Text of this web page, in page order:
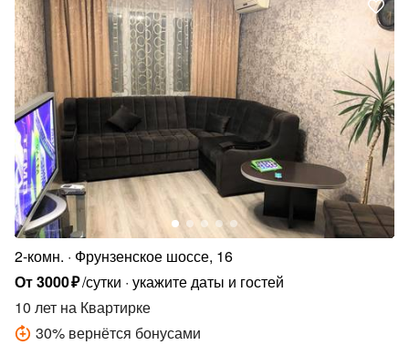
2-комн.
Фрунзенское шоссе, 16
От3000₽/сутки укажите даты и гостей
10 лет на Квартирке
30% вернётся бонусами